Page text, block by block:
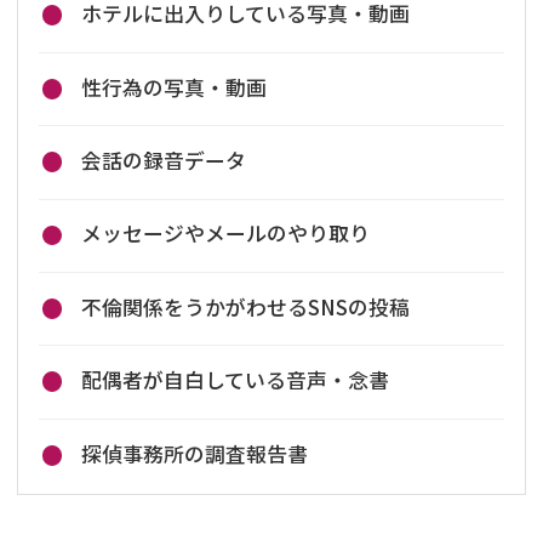
ホテルに出入りしている写真・動画
性行為の写真・動画
会話の録音データ
メッセージやメールのやり取り
不倫関係をうかがわせるSNSの投稿
配偶者が自白している音声・念書
探偵事務所の調査報告書